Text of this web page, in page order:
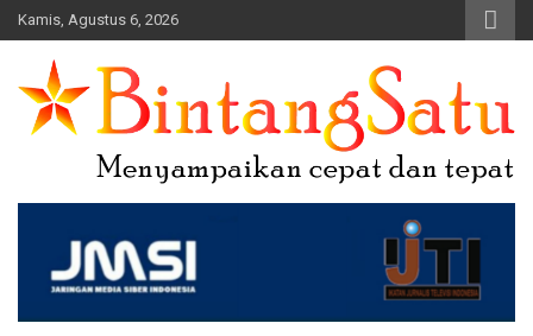
Skip
to
content
Kamis, Agustus 6, 2026
Portal Berita Nasional dan
Regional